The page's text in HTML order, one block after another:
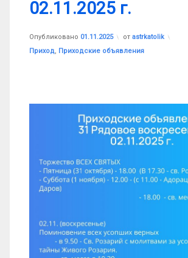
02.11.2025 г.
Опубликовано 01.11.2025
Обновлено на
от astrkatolik
Рубрики:
Приход, Приходские объявления